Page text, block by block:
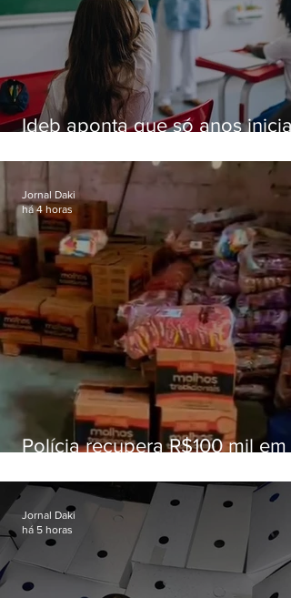
Ideb aponta que só anos
educação
Polícia recupera R$100 mil em
Fluminense
Jornal Daki
há 4 horas
Jornal Daki
há 5 horas